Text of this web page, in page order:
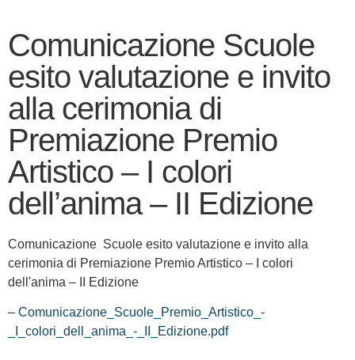
Comunicazione Scuole
esito valutazione e invito
alla cerimonia di
Premiazione Premio
Artistico – I colori
dell’anima – II Edizione
Comunicazione Scuole esito valutazione e invito alla
cerimonia di Premiazione Premio Artistico – I colori
dell'anima – II Edizione
– Comunicazione_Scuole_Premio_Artistico_-
_I_colori_dell_anima_-_II_Edizione.pdf